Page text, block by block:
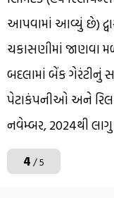
આપવામાં આવ્યું છે)
ચકાસણીમાં જાણવા
બદલામાં બેંક ગેરંટીનું
પેટાકંપનીઓ અને
નવેમ્બર, 2024થી
4/ 5